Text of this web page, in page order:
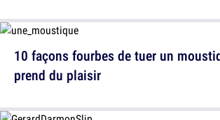
10 façons fourbes de tuer un
prend du plaisir